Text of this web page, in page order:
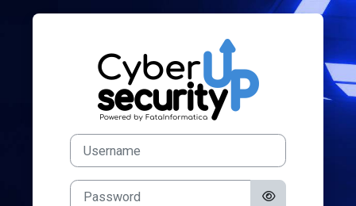
Login su Corsi
Username
Password